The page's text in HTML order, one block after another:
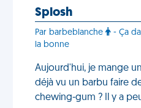
Splosh
Par barbeblanche
- Ça
la bonne
Aujourd'hui, je mange
déjà vu un barbu faire
chewing-gum ? Il y a